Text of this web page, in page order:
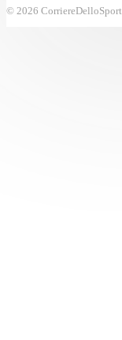
© 2026